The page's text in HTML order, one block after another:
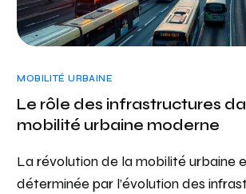
MOBILITÉ URBAINE
Le rôle des infrastructures
mobilité urbaine moderne
La révolution de la mobilité urbaine
déterminée par l’évolution des